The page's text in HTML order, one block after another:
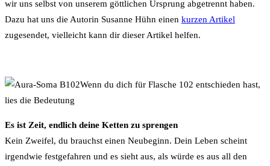
wir uns selbst von unserem göttlichen Ursprung abgetrennt haben.
Dazu hat uns die Autorin Susanne Hühn einen kurzen Artikel
zugesendet, vielleicht kann dir dieser Artikel helfen.
Wenn du dich für Flasche 102 entschieden hast,
lies die Bedeutung
Es ist Zeit, endlich deine Ketten zu sprengen
Kein Zweifel, du brauchst einen Neubeginn. Dein Leben scheint
irgendwie festgefahren und es sieht aus, als würde es aus all den